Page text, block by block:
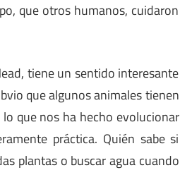
que otros humanos, cuidaron
tiene un sentido interesante
que algunos animales tienen
que nos ha hecho evolucionar
práctica. Quién sabe si
plantas o buscar agua cuando